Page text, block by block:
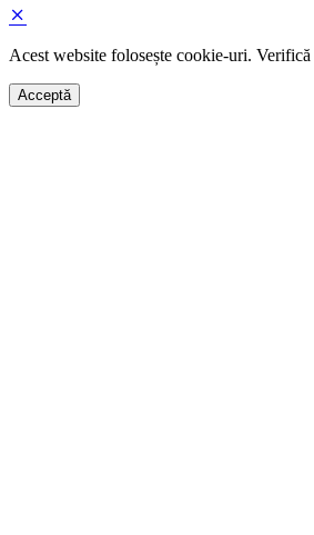
Acest website folosește cookie-uri. Verifică
Acceptă